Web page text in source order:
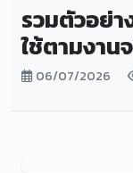
รวมตัวอย่า
ใช้ตามงาน
06/07/2026